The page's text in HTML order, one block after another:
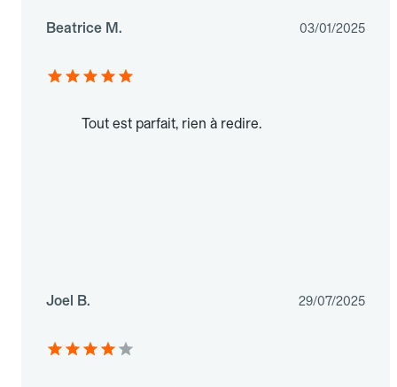
Beatrice M. 03/01/2025
Tout est parfait, rien à redire.
Joel B. 29/07/2025